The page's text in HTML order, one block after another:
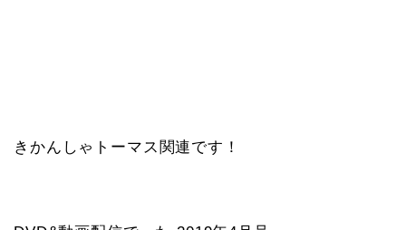
きかんしゃトーマス関連です！